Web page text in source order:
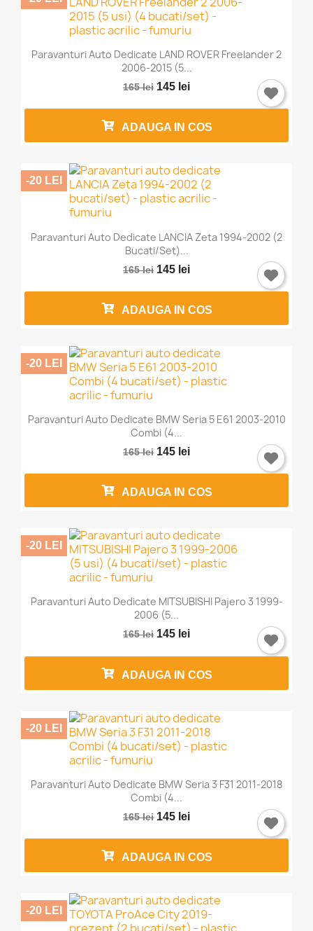
Paravanturi Auto Dedicate LAND ROVER Freelander 2
2006-2015 (5...
165 lei 145 lei
ADAUGA IN COS
Paravanturi Auto Dedicate LANCIA Zeta 1994-2002 (2
Bucati/set)...
165 lei 145 lei
-20 LEI
ADAUGA IN COS
Paravanturi Auto Dedicate BMW Seria 5 E61 2003-2010
Combi (4...
165 lei 145 lei
-20 LEI
ADAUGA IN COS
Paravanturi Auto Dedicate MITSUBISHI Pajero 3 1999-
2006 (5...
165 lei 145 lei
-20 LEI
ADAUGA IN COS
Paravanturi Auto Dedicate BMW Seria 3 F31 2011-2018
Combi (4...
165 lei 145 lei
-20 LEI
ADAUGA IN COS
-20 LEI